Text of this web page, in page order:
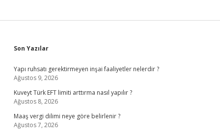
Sidebar
Son Yazılar
Yapı ruhsatı gerektirmeyen inşai faaliyetler nelerdir ?
Ağustos 9, 2026
Kuveyt Türk EFT limiti arttırma nasıl yapılır ?
Ağustos 8, 2026
Maaş vergi dilimi neye göre belirlenir ?
Ağustos 7, 2026